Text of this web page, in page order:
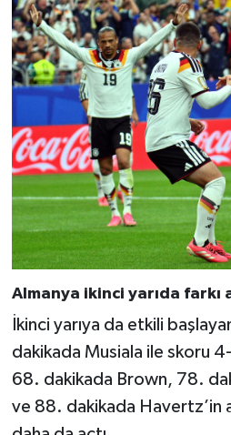
Almanya ikinci yarıda farkı
İkinci yarıya da etkili
dakikada Musiala ile skoru 4-
68. dakikada Brown, 78.
ve 88. dakikada Havertz’in